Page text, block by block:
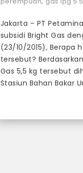
Jakarta – PT
subsidi Bright Gas
(23/10/2015), Berapa
tersebut?
Gas 5,5 kg tersebut
Stasiun Bahan Bakar